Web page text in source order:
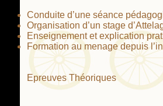
Conduite d’une séance
Organisation d’un stage
Enseignement et explication
Formation au menage depuis
Epreuves Théoriques